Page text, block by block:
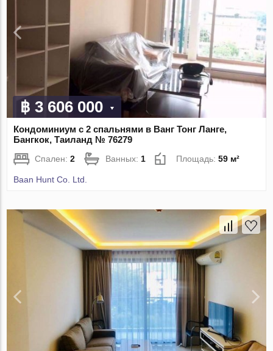
฿ 3 606 000
Кондоминиум с 2 спальнями в Ванг Тонг Ланге,
Бангкок, Таиланд № 76279
Спален:2 Ванных:1 Площадь:59 м²
Baan Hunt Co. Ltd.